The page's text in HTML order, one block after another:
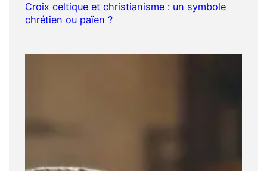
Croix celtique et christianisme : un symbole
chrétien ou païen ?